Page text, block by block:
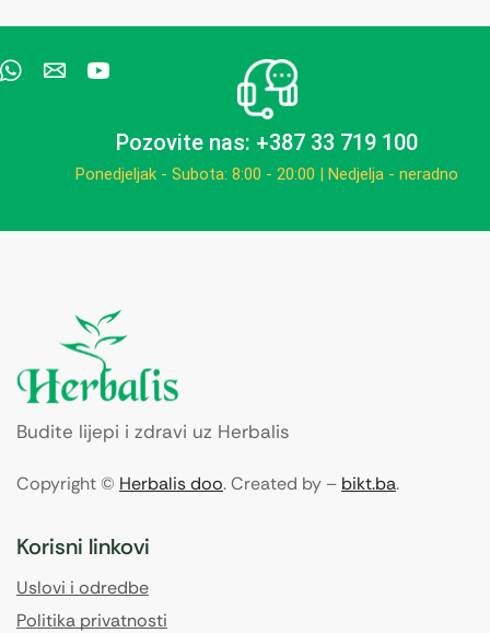
Pozovite nas: +387 33 719 100
Ponedjeljak - Subota: 8:00 - 20:00 | Nedjelja - neradno
Budite lijepi i zdravi uz Herbalis
Copyright © Herbalis doo. Created by – bikt.ba.
Korisni linkovi
Uslovi i odredbe
Politika privatnosti